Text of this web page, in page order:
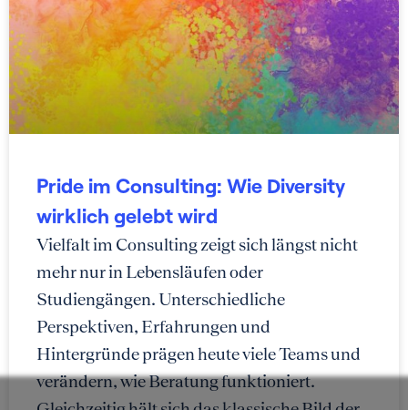
Pride im Consulting: Wie Diversity
wirklich gelebt wird
Vielfalt im Consulting zeigt sich längst nicht
mehr nur in Lebensläufen oder
Studiengängen. Unterschiedliche
Perspektiven, Erfahrungen und
Hintergründe prägen heute viele Teams und
verändern, wie Beratung funktioniert.